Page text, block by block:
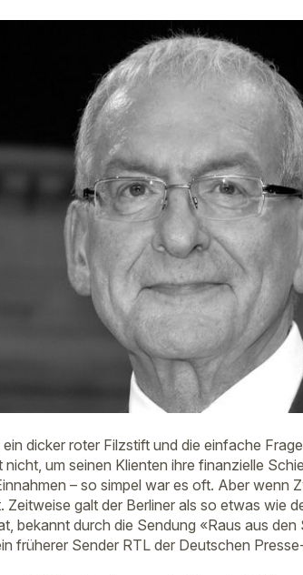
dicker roter Filzstift und die einfache
um seinen Klienten ihre finanzielle
– so simpel war es oft. Aber wenn
Zeitweise galt der Berliner als so etwas wie
bekannt durch die Sendung «Raus aus
früherer Sender RTL der Deutschen